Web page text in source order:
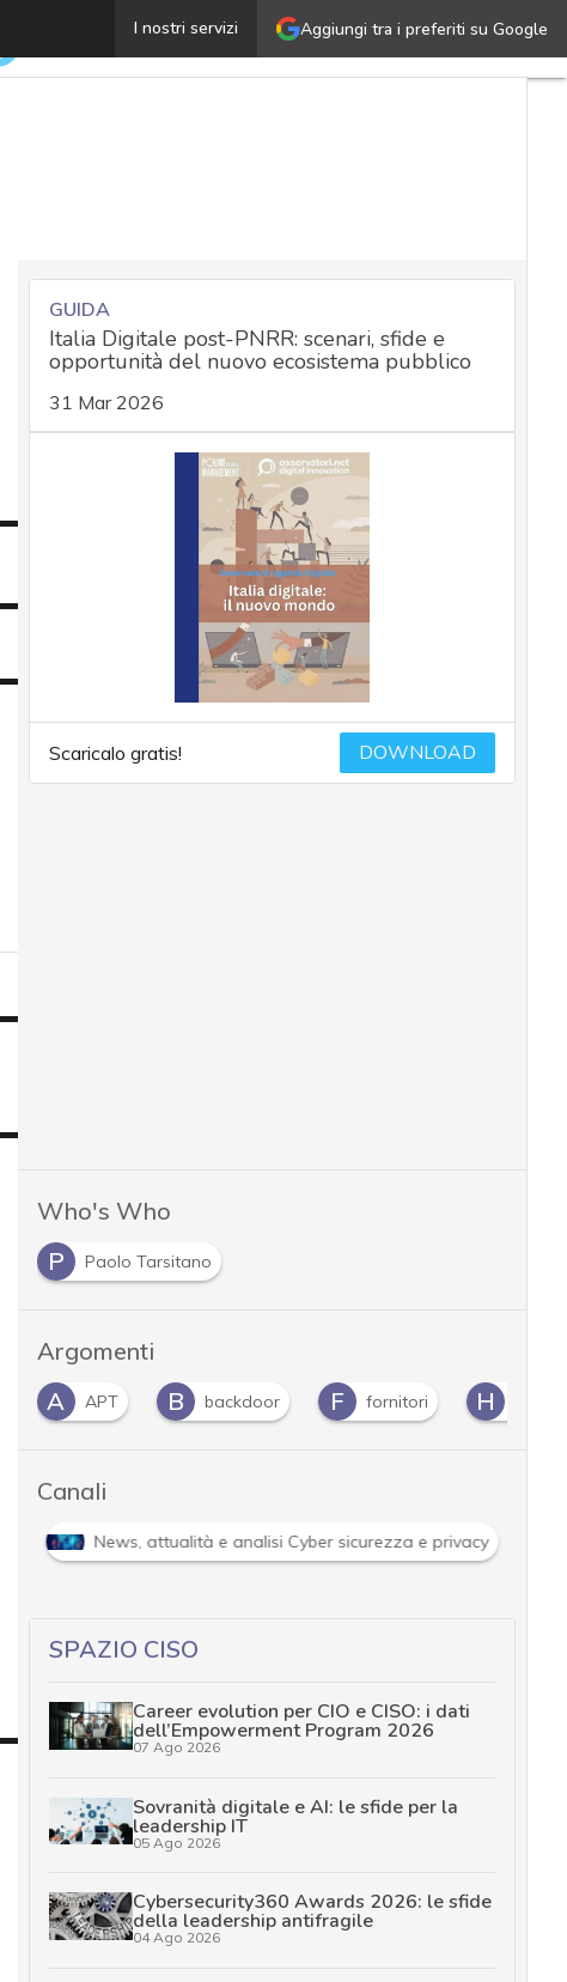
Aggiungi tra i preferiti su Google
I nostri servizi
GooseEgg, il malware dei filorussi di APT28 che ruba
GUIDA
Italia Digitale post-PNRR: scenari, sfide e
opportunità del nuovo ecosistema pubblico
31 Mar 2026
Scaricalo gratis! DOWNLOAD
Who's Who
P
Paolo Tarsitano
Argomenti
A APT B backdoor F fornitori H
Canali
News, attualità e analisi Cyber sicurezza e privacy
SPAZIO CISO
Career evolution per CIO e CISO: i dati
dell’Empowerment Program 2026
07 Ago 2026
Sovranità digitale e AI: le sfide per la
leadership IT
05 Ago 2026
Cybersecurity360 Awards 2026: le sfide
della leadership antifragile
04 Ago 2026